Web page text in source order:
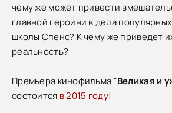
чему же может привести
главной героини в дела
школы Спенс? К чему же приведет
реальность?
Премьера кинофильма "Великая и
состоится в 2015 году!